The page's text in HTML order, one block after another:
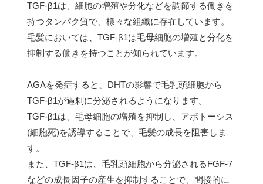
TGF-β1は、細胞の増殖や分化などを調節する働きを
持つタンパク質で、様々な組織に存在しています。
毛髪においては、TGF-β1は毛母細胞の増殖と分化を
抑制する働きを持つことが知られています。
AGAを発症すると、DHTの影響で毛乳頭細胞から
TGF-β1が過剰に分泌されるようになります。
TGF-β1は、毛母細胞の増殖を抑制し、アポトーシス
(細胞死)を誘導することで、毛髪の成長を阻害しま
す。
また、TGF-β1は、毛乳頭細胞から分泌されるFGF-7
などの成長因子の産生を抑制することで、間接的に